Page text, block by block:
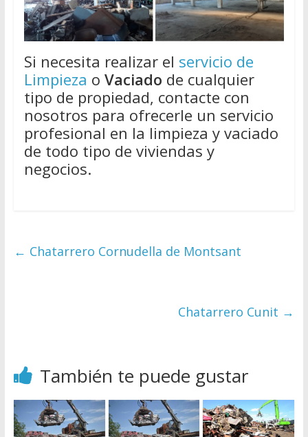
Si necesita realizar el servicio de
Limpieza o Vaciado de cualquier
tipo de propiedad, contacte con
nosotros para ofrecerle un servicio
profesional en la limpieza y vaciado
de todo tipo de viviendas y
negocios.
← Chatarrero Cornudella de Montsant
Chatarrero Cunit →
También te puede gustar